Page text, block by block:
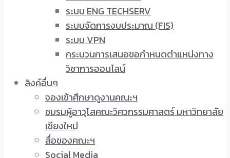
ระบบ ENG TECHSERV
ระบบจัดการงบประมาณ (FIS)
ระบบ VPN
กระบวนการเสนอขอกำหนดตำแหน่งทาง
วิชาการออนไลน์
ลิงค์อื่นๆ
จองเข้าศึกษาดูงานคณะฯ
ชมรมผู้อาวุโสคณะวิศวกรรมศาสตร์ มหาวิทยาลัย
เชียงใหม่
สื่อของคณะฯ
Social Media